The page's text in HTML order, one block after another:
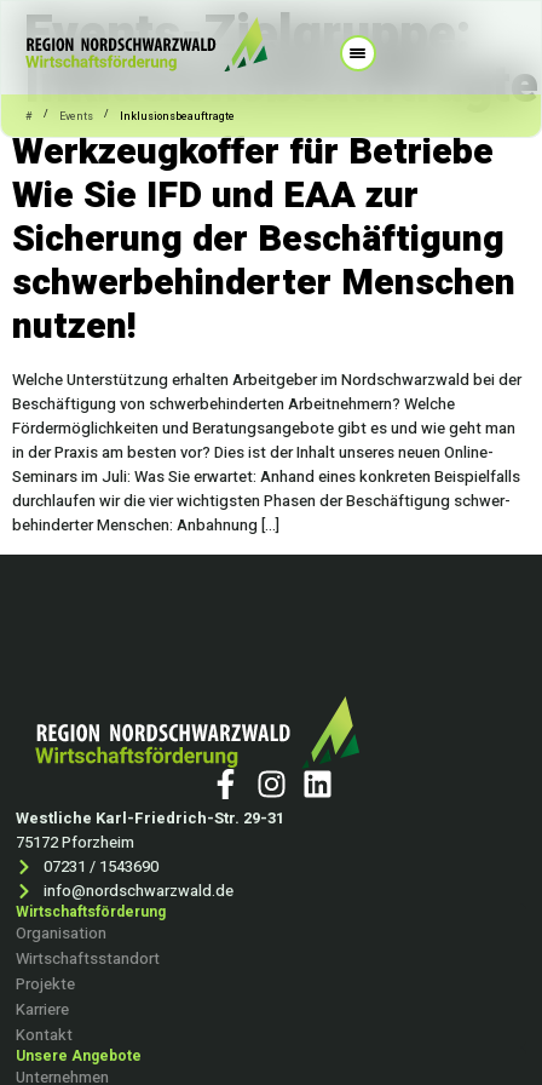
# / Events / Inklusionsbeauftragte
Events-Zielgruppe:
Inklusionsbeauftragte
Werkzeugkoffer für Betriebe
Wie Sie IFD und EAA zur
Sicherung der Beschäftigung
schwerbehinderter Menschen
nutzen!
Welche Unterstützung erhalten Arbeitgeber im Nordschwarzwald bei der
Beschäftigung von schwerbehinderten Arbeitnehmern? Welche
Fördermöglichkeiten und Beratungsangebote gibt es und wie geht man
in der Praxis am besten vor? Dies ist der Inhalt unseres neuen Online-
Seminars im Juli: Was Sie erwartet: Anhand eines konkreten Beispielfalls
durchlaufen wir die vier wichtigsten Phasen der Beschäftigung schwer-
behinderter Menschen: Anbahnung […]
Westliche Karl-Friedrich-Str. 29-31
75172 Pforzheim
07231 / 1543690
info@nordschwarzwald.de
Wirtschaftsförderung
Organisation
Wirtschaftsstandort
Projekte
Karriere
Kontakt
Unsere Angebote
Unternehmen